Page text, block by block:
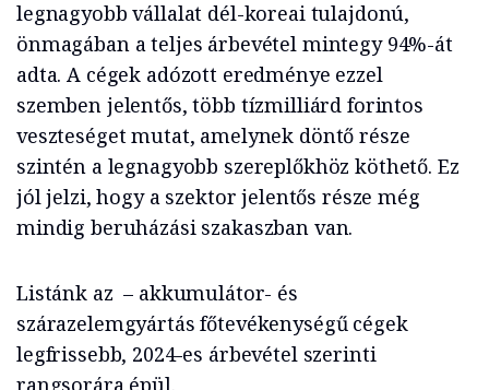
legnagyobb vállalat dél-koreai tulajdonú,
önmagában a teljes árbevétel mintegy 94%-át
adta. A cégek adózott eredménye ezzel
szemben jelentős, több tízmilliárd forintos
veszteséget mutat, amelynek döntő része
szintén a legnagyobb szereplőkhöz köthető. Ez
jól jelzi, hogy a szektor jelentős része még
mindig beruházási szakaszban van.
Listánk az – akkumulátor- és
szárazelemgyártás főtevékenységű cégek
legfrissebb, 2024-es árbevétel szerinti
rangsorára épül.